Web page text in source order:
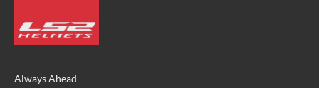
Always Ahead